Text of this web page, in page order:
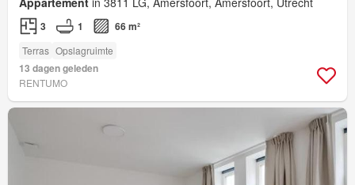
3 1 66 m²
Terras Opslagruimte
13 dagen geleden
RENTUMO